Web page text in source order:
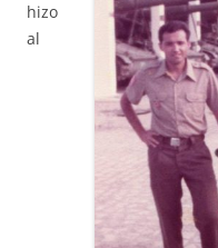
hizo
al